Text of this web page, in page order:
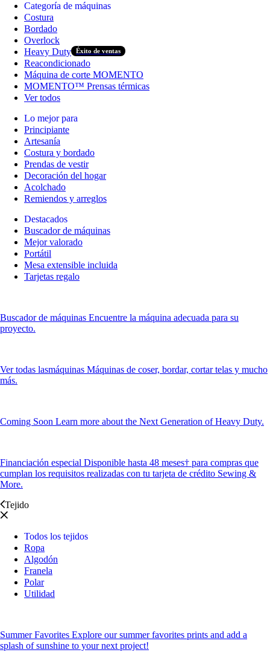
Categoría de máquinas
Costura
Bordado
Overlock
Heavy Duty
Éxito de ventas
Reacondicionado
Máquina de corte MOMENTO
MOMENTO™ Prensas térmicas
Ver todos
Lo mejor para
Principiante
Artesanía
Costura y bordado
Prendas de vestir
Decoración del hogar
Acolchado
Remiendos y arreglos
Destacados
Buscador de máquinas
Mejor valorado
Portátil
Mesa extensible incluida
Tarjetas regalo
Buscador de máquinas Encuentre la máquina adecuada para su
proyecto.
Ver todas lasmáquinas Máquinas de coser, bordar, cortar telas y mucho
más.
Coming Soon Learn more about the Next Generation of Heavy Duty.
Financiación especial Disponible hasta 48 meses† para compras que
cumplan los requisitos realizadas con tu tarjeta de crédito Sewing &
More.
Tejido
Todos los tejidos
Ropa
Algodón
Franela
Polar
Utilidad
Summer Favorites Explore our summer favorites prints and add a
splash of sunshine to your next project!